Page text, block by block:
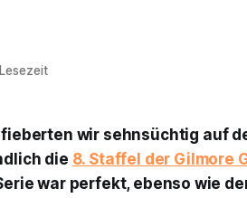
wir sehnsüchtig auf
die 8. Staffel der Gilmore
war perfekt, ebenso wie